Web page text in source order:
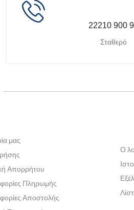
22210 900
Σταθερό
μας
Απορρήτου
Πληρωμής
Αποστολής
Ο